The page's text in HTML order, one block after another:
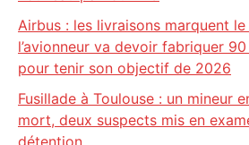
Airbus : les livraisons marquent
l’avionneur va devoir fabriquer
pour tenir son objectif de 2026
Fusillade à Toulouse : un mineur
mort, deux suspects mis en
détention